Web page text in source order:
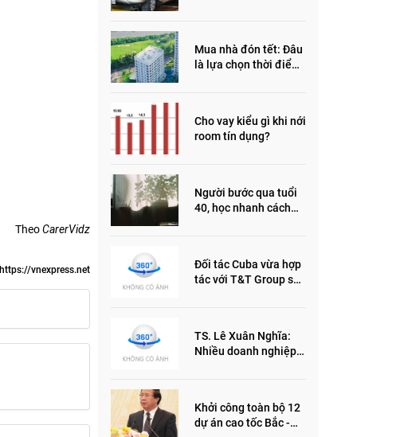
TheoCarerVidz
https://vnexpress.net
Mua nhà đón tết: Đâu
là lựa chọn thời điểm
Cho vay kiểu gì khi nới
room tín dụng?
Người bước qua tuổi
40, học nhanh cách
Đối tác Cuba vừa hợp
tác với T&T Group sản
TS. Lê Xuân Nghĩa:
Nhiều doanh nghiệp
Khởi công toàn bộ 12
dự án cao tốc Bắc -